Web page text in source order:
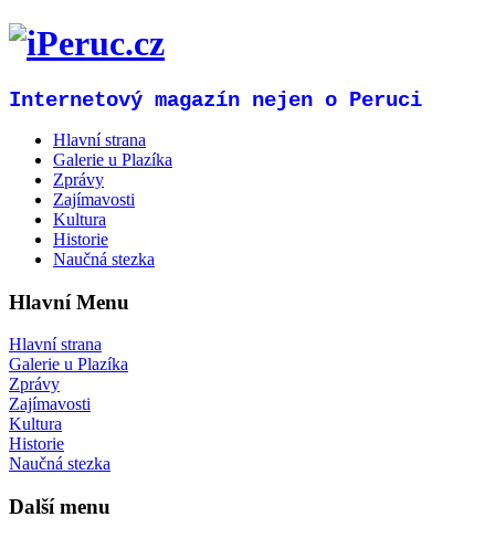
Internetový magazín nejen o Peruci
Hlavní strana
Galerie u Plazíka
Zprávy
Zajímavosti
Kultura
Historie
Naučná stezka
Hlavní Menu
Hlavní strana
Galerie u Plazíka
Zprávy
Zajímavosti
Kultura
Historie
Naučná stezka
Další menu